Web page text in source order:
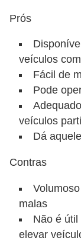
Prós
veículos
Fácil de
Pode
veículos
Dá
Contras
malas
Não é
elevar